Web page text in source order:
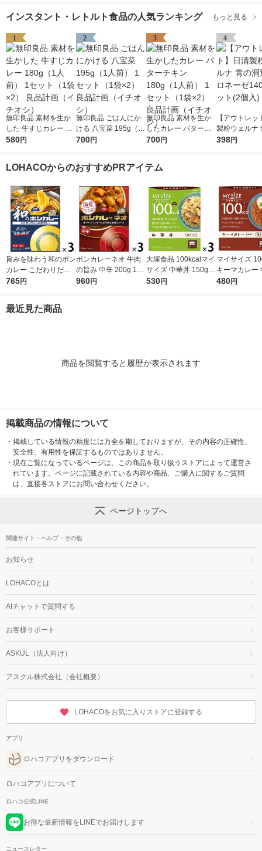
インスタント・レトルト食品の人気ランキング もっと見る
1
無印良品 素材を生か
した 牛すじカレー 18
0g（1人前） 1セット
580円
2
無印良品 ごはんにか
ける 八宝菜 195g（1
人前） 1セット（1袋×
700円
3
無印良品 素材を生か
したカレー バターチ
キン 180g（1人前） 1
700円
4
【アウトレッ
製粉ウェルナ
窟 ボロネー
398円
LOHACOからのおすすめPRアイテム
旨みを味わう和のボン
カレー こだわりだし
の和風カレー 中辛
1セット（1個×3）
765円
ボンカレーネオ 牛肉
の旨み 中辛 200g 1セ
ット（1個×3）大塚食
960円
大塚食品 100kcalマイ
サイズ 中華丼 150g 3
個 カロリーコントロ
530円
マイサイズ
キーマカレー
人前・100g 1
480円
最近見た商品
商品を閲覧すると履歴が表示されます
掲載商品の情報について
・ 掲載している情報の精度には万全を期しておりますが、その内容の正確性、
安全性、有用性を保証するものではありません。
・ 現在ご覧になっているページは、この商品を取り扱うストアによって運営さ
れています。ページに記載されている内容や商品、ご購入に関するご質問
は、直接各ストアにお問い合わせください。
ページトップへ
関連サイト・ヘルプ・その他
お知らせ
LOHACOとは
AIチャットで質問する
お客様サポート
ASKUL（法人向け）
アスクル株式会社（会社概要）
LOHACOをお気に入りストアに登録する
アプリ
ロハコアプリをダウンロード
ロハコアプリについて
ロハコ公式LINE
お得な最新情報をLINEでお届けします
ニュースレター